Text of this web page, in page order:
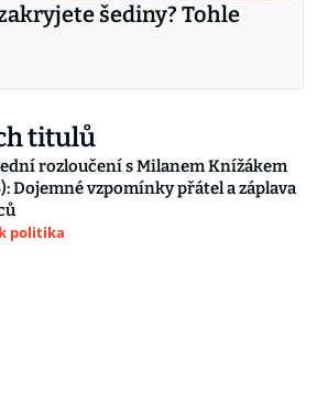
šediny? Tohle
titulů
rozloučení s Milanem Knížákem
Dojemné vzpomínky přátel a záplava
politika